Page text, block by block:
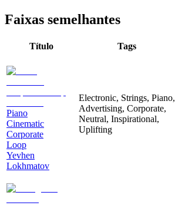
Faixas semelhantes
Título Tags
Piano
Cinematic
Corporate
Loop
Yevhen
Lokhmatov
Electronic, Strings, Piano,
Advertising, Corporate,
Neutral, Inspirational,
Uplifting